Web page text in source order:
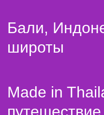
Бали,
широты
Made in